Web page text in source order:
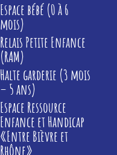
Espace bébé (0 à 6
mois)
Relais Petite Enfance
(RAM)
Halte garderie (3 mois
– 5 ans)
Espace Ressource
Enfance et Handicap
«Entre Bièvre et
Rhône»